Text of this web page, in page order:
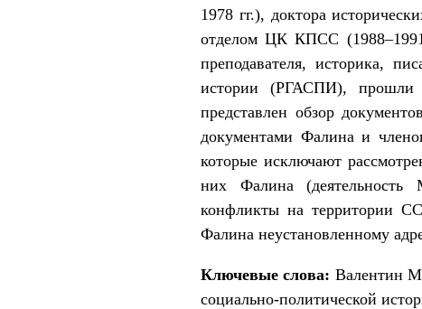
1978 гг.), доктора
отделом ЦК КПСС
преподавателя, историка,
истории (РГАСПИ), прошли
представлен обзор
документами Фалина и
которые исключают
них Фалина (деятельность
конфликты на территории
Фалина неустановленному
Ключевые слова: Валентин
социально-политической